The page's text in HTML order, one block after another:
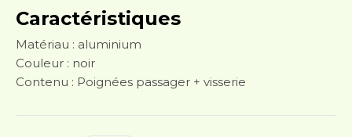
Caractéristiques
Matériau : aluminium
Couleur : noir
Contenu : Poignées passager + visserie